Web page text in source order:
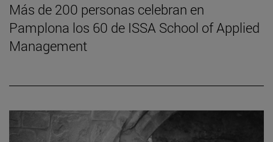
Más de 200 personas celebran en
Pamplona los 60 de ISSA School of Applied
Management